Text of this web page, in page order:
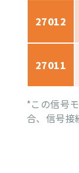
27012
27011
*この信号
合、信号接